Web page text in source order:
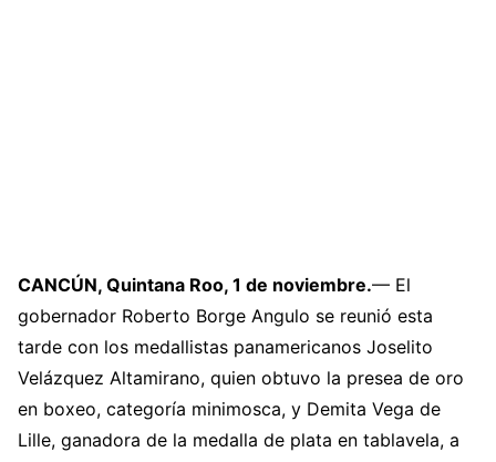
CANCÚN, Quintana Roo, 1 de noviembre.— El
gobernador Roberto Borge Angulo se reunió esta
tarde con los medallistas panamericanos Joselito
Velázquez Altamirano, quien obtuvo la presea de oro
en boxeo, categoría minimosca, y Demita Vega de
Lille, ganadora de la medalla de plata en tablavela, a